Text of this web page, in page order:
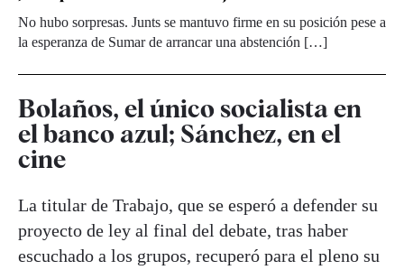
No hubo sorpresas. Junts se mantuvo firme en su posición pese a
la esperanza de Sumar de arrancar una abstención […]
Bolaños, el único socialista en
el banco azul; Sánchez, en el
cine
La titular de Trabajo, que se esperó a defender su
proyecto de ley al final del debate, tras haber
escuchado a los grupos, recuperó para el pleno su